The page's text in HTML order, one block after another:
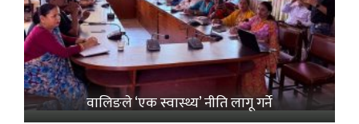
वालिङले ‘एक स्वास्थ्य’ नीति लागू गर्ने